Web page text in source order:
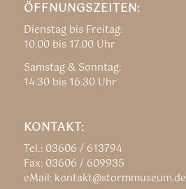
ÖFFNUNGSZEITEN:
Dienstag bis Freitag:
10.00 bis 17.00 Uhr
Samstag & Sonntag:
14.30 bis 16.30 Uhr
KONTAKT:
Tel.: 03606 / 613794
Fax: 03606 / 609935
eMail: kontakt@stormmuseum.de